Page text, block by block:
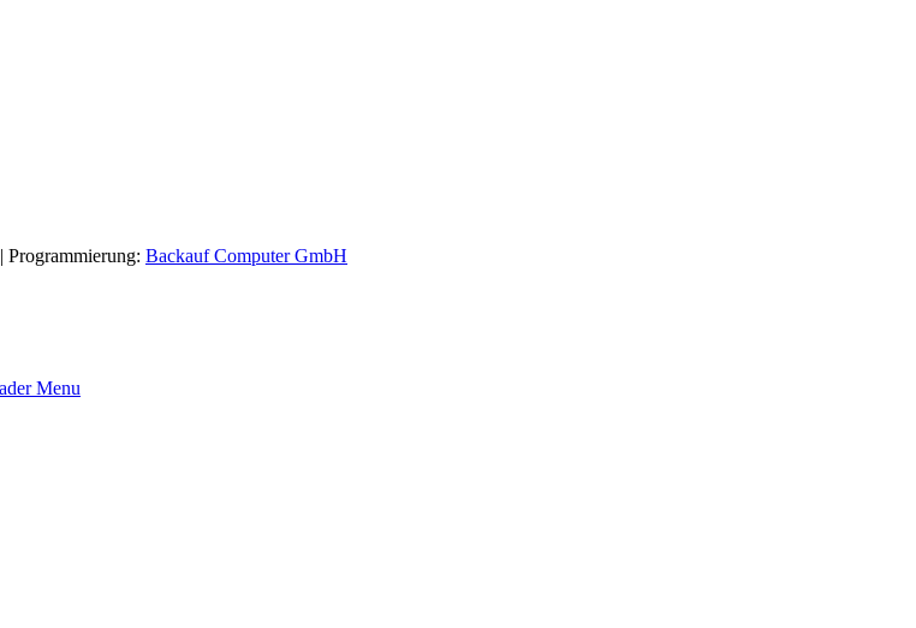
| Programmierung: Backauf Computer GmbH